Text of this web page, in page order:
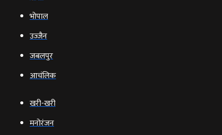
भोपाल
उज्‍जैन
जबलपुर
आचंलिक
खरी-खरी
मनोरंजन